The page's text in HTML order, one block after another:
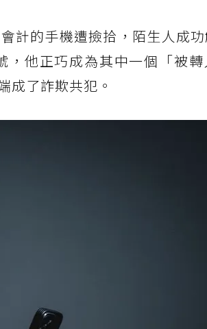
計的手機遭撿拾，陌生人成
他正巧成為其中一個「被
成了詐欺共犯。